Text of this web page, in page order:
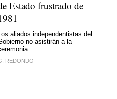
Estado frustrado de
aliados independentistas del
no asistirán a la
REDONDO